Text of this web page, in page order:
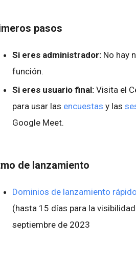
pasos
Si eres administrador: No hay
función.
Si eres usuario final: Visita el
para usar las encuestas y las
Google Meet.
de lanzamiento
Dominios de lanzamiento
(hasta 15 días para la
septiembre de 2023